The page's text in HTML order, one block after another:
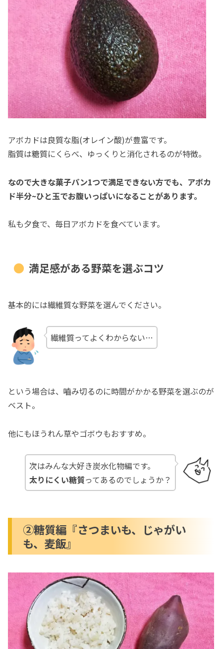
アボカドは良質な脂(オレイン酸)が豊富です。
脂質は糖質にくらべ、ゆっくりと消化されるのが特徴。
なので大きな菓子パン1つで満足できない方でも、アボカ
ド半分~ひと玉でお腹いっぱいになることがあります。
私も夕食で、毎日アボカドを食べています。
満足感がある野菜を選ぶコツ
基本的には繊維質な野菜を選んでください。
繊維質ってよくわからない…
という場合は、嚙み切るのに時間がかかる野菜を選ぶのが
ベスト。
他にもほうれん草やゴボウもおすすめ。
次はみんな大好き炭水化物編です。
太りにくい糖質ってあるのでしょうか？
②糖質編『さつまいも、じゃがい
も、麦飯』